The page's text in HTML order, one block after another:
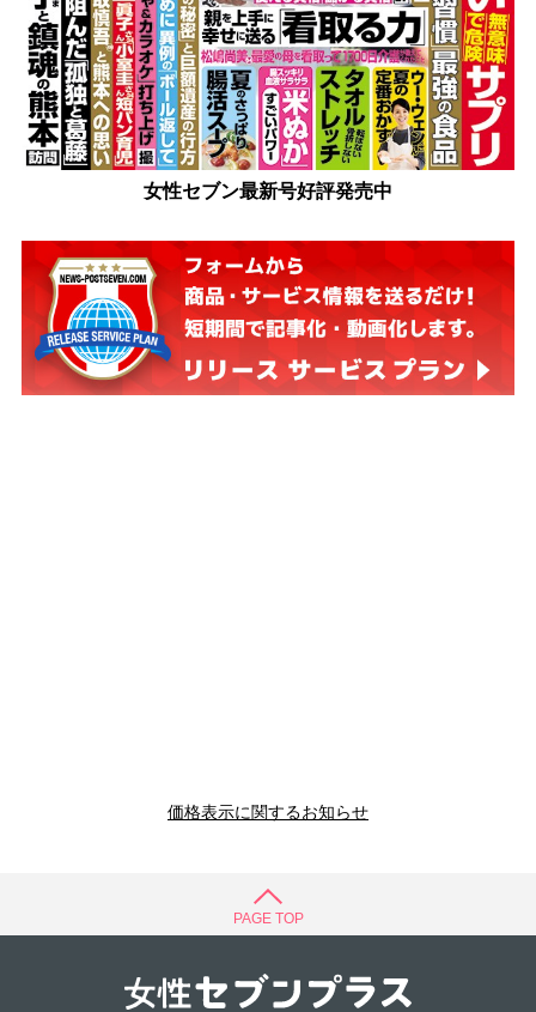
女性セブン最新号好評発売中
価格表示に関するお知らせ
PAGE TOP